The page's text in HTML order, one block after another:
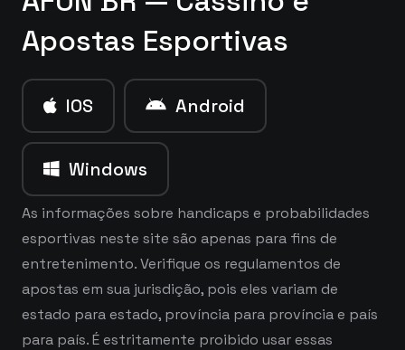
Apostas Esportivas
IOS Android
Windows
As informações sobre handicaps e probabilidades
esportivas neste site são apenas para fins de
entretenimento. Verifique os regulamentos de
apostas em sua jurisdição, pois eles variam de
estado para estado, província para província e país
para país. É estritamente proibido usar essas